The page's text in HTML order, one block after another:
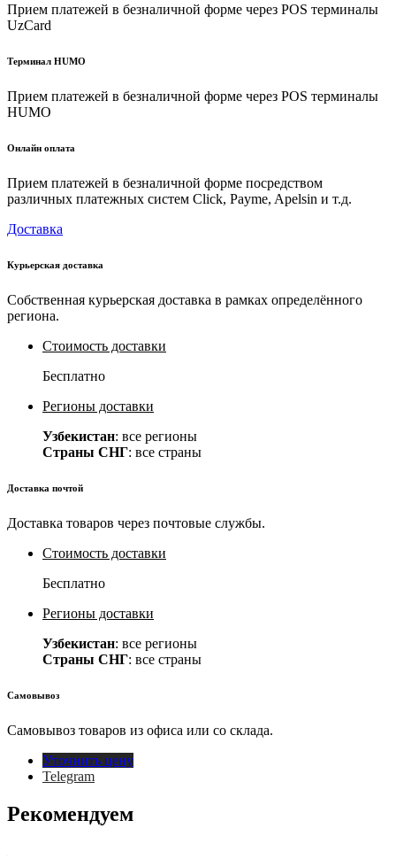
Прием платежей в безналичной форме через POS терминалы
UzCard
Терминал HUMO
Прием платежей в безналичной форме через POS терминалы
HUMO
Онлайн оплата
Прием платежей в безналичной форме посредством
различных платежных систем Click, Payme, Apelsin и т.д.
Доставка
Курьерская доставка
Собственная курьерская доставка в рамках определённого
региона.
Стоимость доставки
Бесплатно
Регионы доставки
Узбекистан: все регионы
Страны СНГ: все страны
Доставка почтой
Доставка товаров через почтовые службы.
Стоимость доставки
Бесплатно
Регионы доставки
Узбекистан: все регионы
Страны СНГ: все страны
Самовывоз
Самовывоз товаров из офиса или со склада.
Уточнить цену
Telegram
Рекомендуем